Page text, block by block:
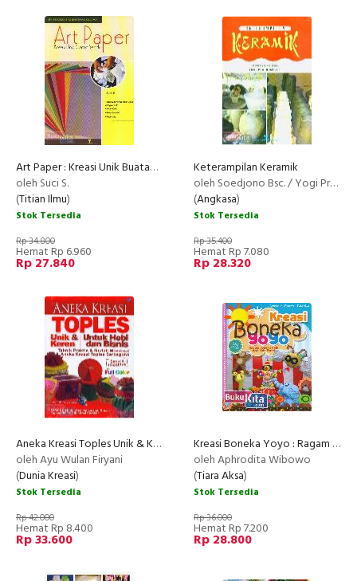
Art Paper : Kreasi Unik Buatan Sendiri
oleh Suci S.
(Titian Ilmu)
Stok Tersedia
Rp 34.800
Hemat Rp 6.960
Rp 27.840
Keterampilan Keramik
oleh Soedjono Bsc. / Yogi Prapnomo, dkk.
(Angkasa)
Stok Tersedia
Rp 35.400
Hemat Rp 7.080
Rp 28.320
Aneka Kreasi Toples Unik & Keren
oleh Ayu Wulan Firyani
(Dunia Kreasi)
Stok Tersedia
Rp 42.000
Hemat Rp 8.400
Rp 33.600
Kreasi Boneka Yoyo : Ragam Boneka Unik dari Kain Perca
oleh Aphrodita Wibowo
(Tiara Aksa)
Stok Tersedia
Rp 36.000
Hemat Rp 7.200
Rp 28.800